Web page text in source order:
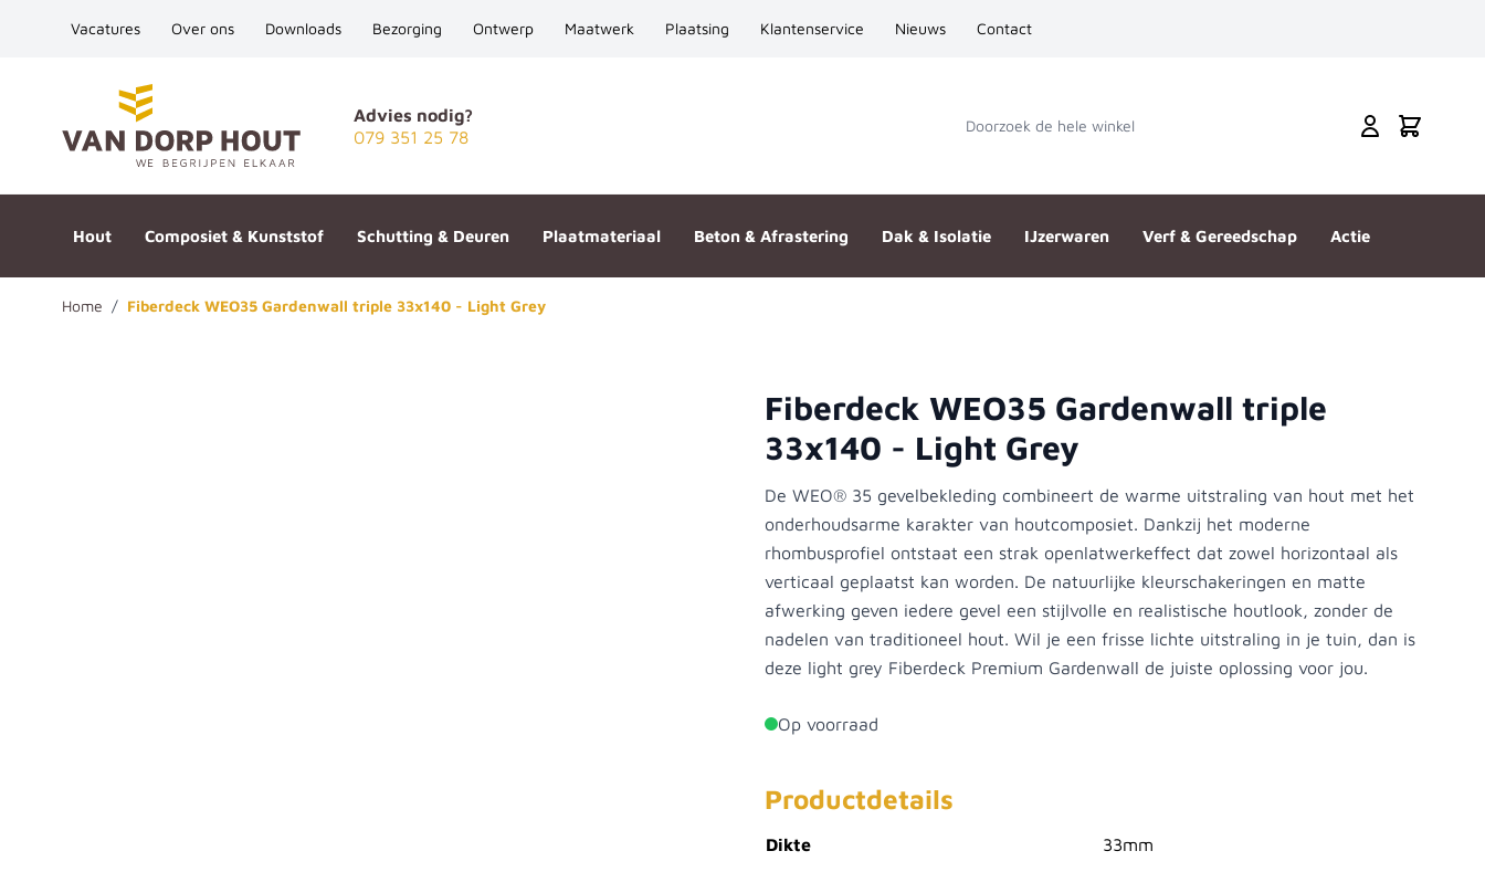
Vacatures Over ons Downloads Bezorging Ontwerp Maatwerk Plaatsing Klantenservice Nieuws Contact
Advies nodig?
079 351 25 78
Doorzoek de hele winkel Cart
Hout Composiet & Kunststof Schutting & Deuren Plaatmateriaal Beton & Afrastering Dak & Isolatie IJzerwaren Verf & Gereedschap Actie
Home / Fiberdeck WEO35 Gardenwall triple 33x140 - Light Grey
Fiberdeck WEO35 Gardenwall triple 33x140 - Light GreyFiberdeck WEO35 Gardenwall triple
33x140 - Light Grey
De WEO® 35 gevelbekleding combineert de warme uitstraling van hout met het
onderhoudsarme karakter van houtcomposiet. Dankzij het moderne
rhombusprofiel ontstaat een strak openlatwerkeffect dat zowel horizontaal als
verticaal geplaatst kan worden. De natuurlijke kleurschakeringen en matte
afwerking geven iedere gevel een stijlvolle en realistische houtlook, zonder de
nadelen van traditioneel hout. Wil je een frisse lichte uitstraling in je tuin, dan is
deze light grey Fiberdeck Premium Gardenwall de juiste oplossing voor jou.
Op voorraad
Productdetails
Dikte
33mm